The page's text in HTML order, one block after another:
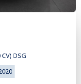
DSG